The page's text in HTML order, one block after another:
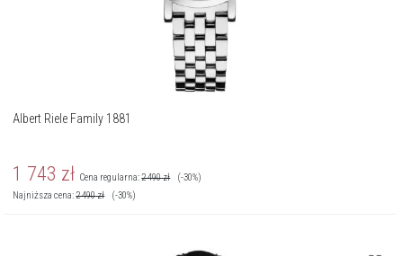
Albert Riele Family 1881
1 743 zł Cena regularna:2 490zł
(-30%)
Najniższa cena:2 490zł (-30%)